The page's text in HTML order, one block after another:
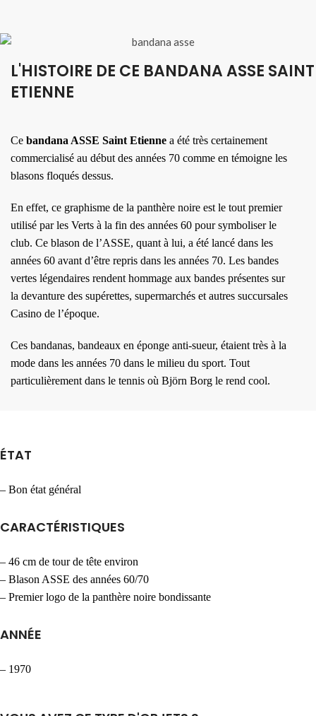
L'HISTOIRE DE CE BANDANA ASSE SAINT
ETIENNE
Ce bandana ASSE Saint Etienne a été très certainement
commercialisé au début des années 70 comme en témoigne les
blasons floqués dessus.
En effet, ce graphisme de la panthère noire est le tout premier
utilisé par les Verts à la fin des années 60 pour symboliser le
club. Ce blason de l’ASSE, quant à lui, a été lancé dans les
années 60 avant d’être repris dans les années 70. Les bandes
vertes légendaires rendent hommage aux bandes présentes sur
la devanture des supérettes, supermarchés et autres succursales
Casino de l’époque.
Ces bandanas, bandeaux en éponge anti-sueur, étaient très à la
mode dans les années 70 dans le milieu du sport. Tout
particulièrement dans le tennis où Björn Borg le rend cool.
ÉTAT
– Bon état général
CARACTÉRISTIQUES
– 46 cm de tour de tête environ
– Blason ASSE des années 60/70
– Premier logo de la panthère noire bondissante
ANNÉE
– 1970